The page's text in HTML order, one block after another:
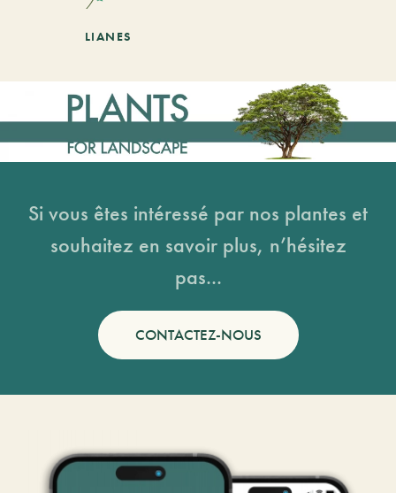
LIANES
Si vous êtes intéressé par nos plantes et
souhaitez en savoir plus, n’hésitez
pas...
CONTACTEZ-NOUS